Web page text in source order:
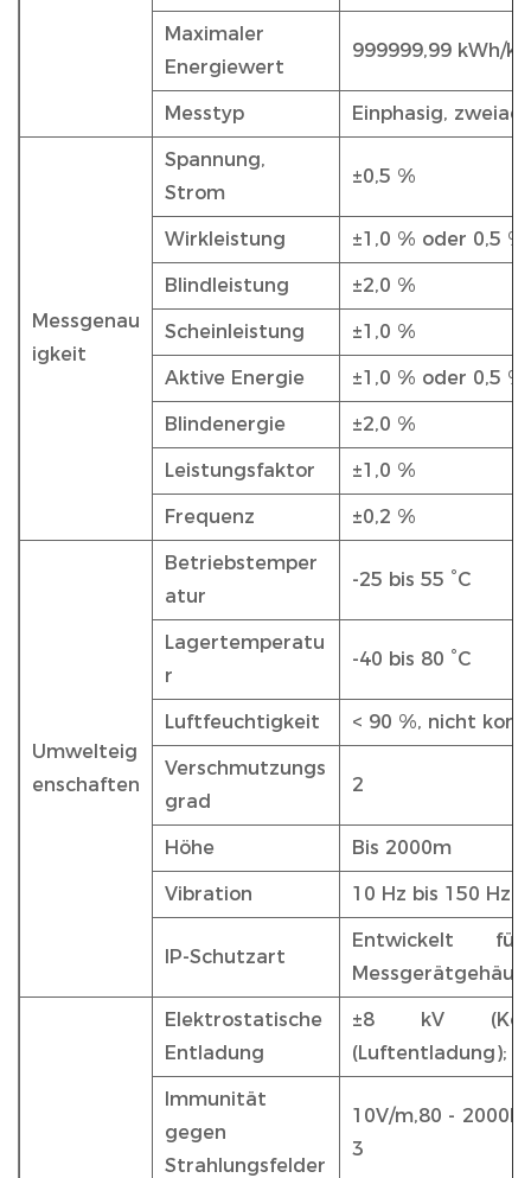
Maximaler
Energiewert
999999,99 kWh/
Messtyp Einphasig,
Messgenau
igkeit
Spannung,
Strom
±0,5 %
Wirkleistung ±1,0 % oder 0,5 %
Blindleistung ±2,0 %
Scheinleistung ±1,0 %
Aktive Energie ±1,0 % oder 0,5 %
Blindenergie ±2,0 %
Leistungsfaktor ±1,0 %
Frequenz ±0,2 %
Umwelteig
enschaften
Betriebstemper
atur
-25 bis 55 °C
Lagertemperatu
r
-40 bis 80 °C
Luftfeuchtigkeit < 90 %, nicht
Verschmutzungs
grad
2
Höhe Bis 2000m
Vibration 10 Hz bis 150 Hz,
IP-Schutzart
Entwickelt für
Elektrostatische
Entladung
±8 kV
(Luftentladung);
Immunität
gegen
Strahlungsfelder
10V/m,80 -
3